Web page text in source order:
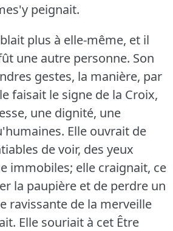
peignait.
plus à elle-même, et il
une autre personne. Son
gestes, la manière, par
faisait le signe de la Croix,
une dignité, une
Elle ouvrait de
de voir, des yeux
immobiles; elle craignait, ce
la paupière et de perdre un
ravissante de la merveille
Elle souriait à cet Être